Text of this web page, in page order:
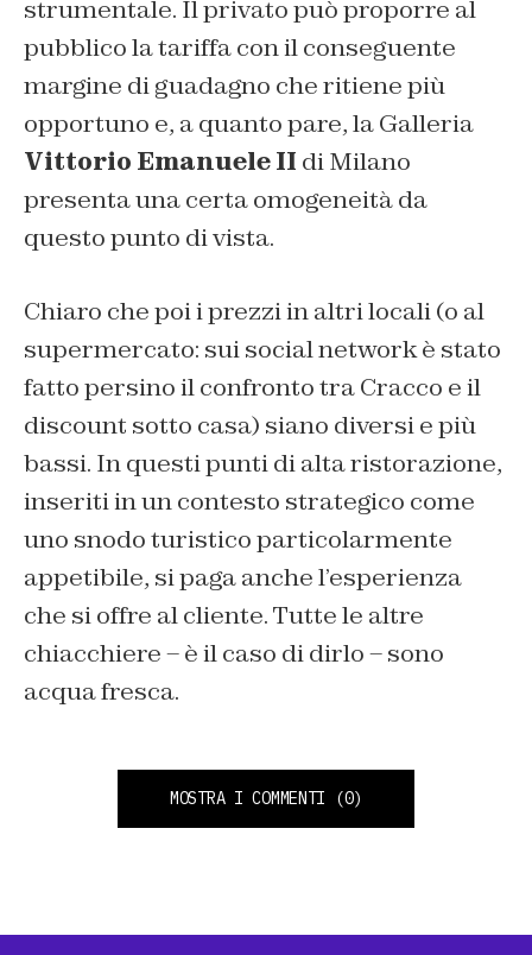
strumentale. Il privato può proporre al
pubblico la tariffa con il conseguente
margine di guadagno che ritiene più
opportuno e, a quanto pare, la Galleria
Vittorio Emanuele II di Milano
presenta una certa omogeneità da
questo punto di vista.
Chiaro che poi i prezzi in altri locali (o al
supermercato: sui social network è stato
fatto persino il confronto tra Cracco e il
discount sotto casa) siano diversi e più
bassi. In questi punti di alta ristorazione,
inseriti in un contesto strategico come
uno snodo turistico particolarmente
appetibile, si paga anche l’esperienza
che si offre al cliente. Tutte le altre
chiacchiere – è il caso di dirlo – sono
acqua fresca.
MOSTRA I COMMENTI (0)